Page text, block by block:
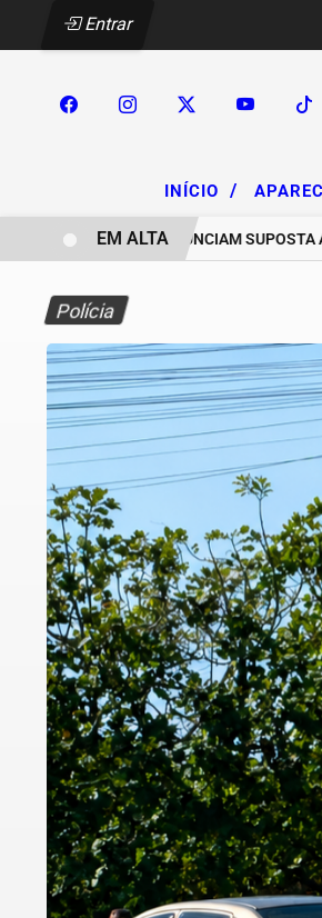
Entrar
INÍCIO /
DENUNCIAM SUPOSTA
EM ALTA
Polícia